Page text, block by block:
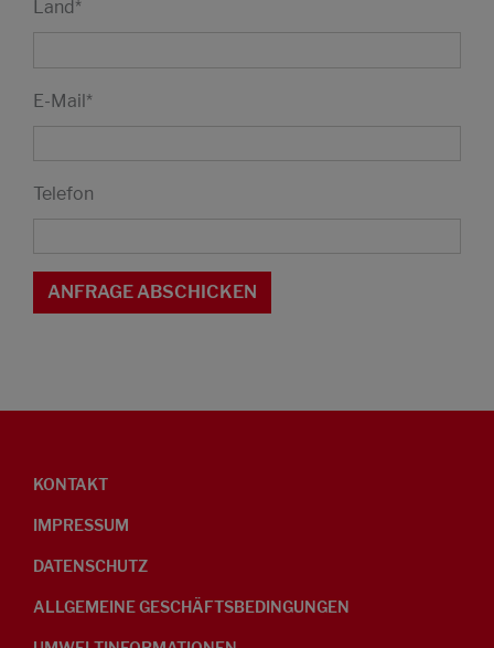
Land*
E-Mail*
Telefon
KONTAKT
IMPRESSUM
DATENSCHUTZ
ALLGEMEINE GESCHÄFTSBEDINGUNGEN